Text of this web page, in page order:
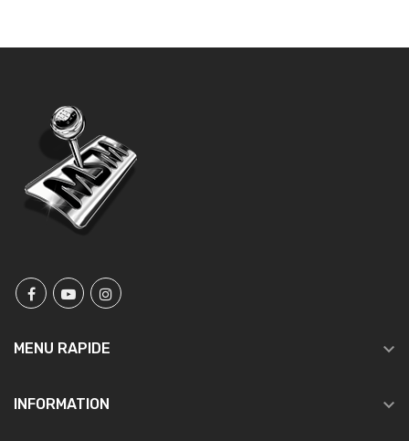
MENU RAPIDE 
INFORMATION 